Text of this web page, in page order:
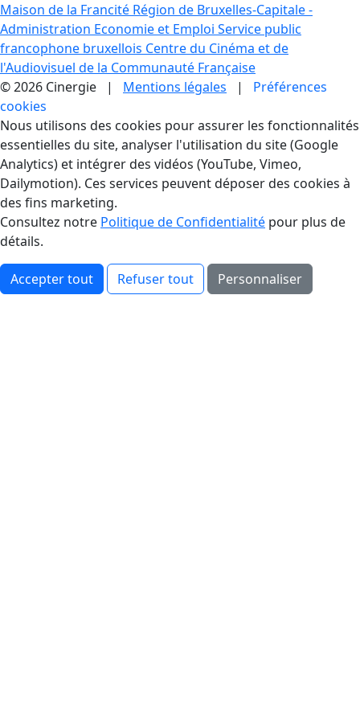
Maison de la Francité Région de Bruxelles-Capitale -
Administration Economie et Emploi Service public
francophone bruxellois Centre du Cinéma et de
l'Audiovisuel de la Communauté Française
© 2026 Cinergie | Mentions légales | Préférences
cookies
Gestion des Cookies
Nous utilisons des cookies pour assurer les fonctionnalités
essentielles du site, analyser l'utilisation du site (Google
Analytics) et intégrer des vidéos (YouTube, Vimeo,
Dailymotion). Ces services peuvent déposer des cookies à
des fins marketing.
Consultez notre Politique de Confidentialité pour plus de
détails.
Accepter tout Refuser tout Personnaliser